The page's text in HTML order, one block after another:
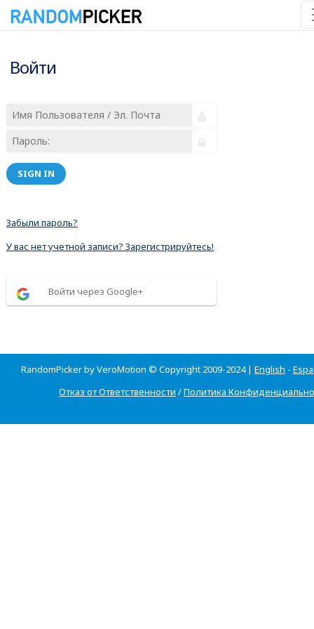
Войти
SIGN IN
Забыли пароль?
У вас нет учетной записи? Зарегистрируйтесь!
Войти через Google+
RandomPicker by VeroMotion © Copyright 2009-2024 | English -
Отказ от Ответственности /Политика